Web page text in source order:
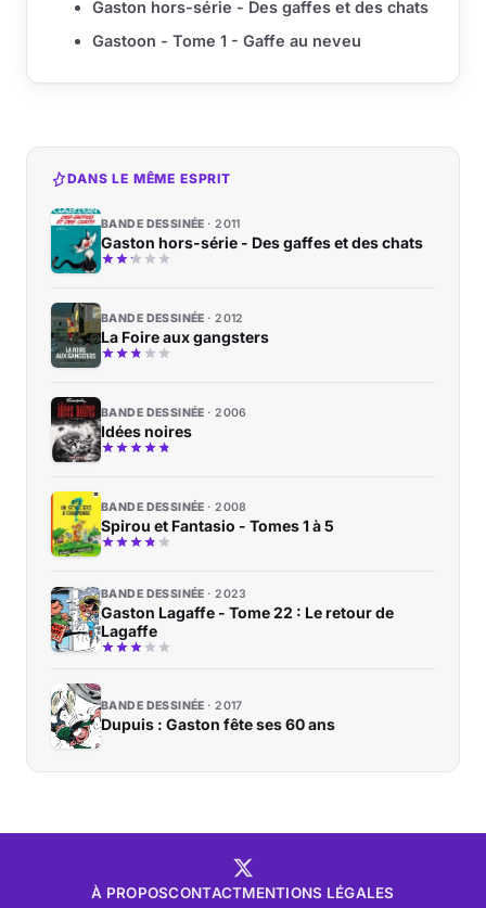
Gaston hors-série - Des gaffes et des chats
Gastoon - Tome 1 - Gaffe au neveu
DANS LE MÊME ESPRIT
BANDE DESSINÉE 2011
Gaston hors-série - Des gaffes et des chats
BANDE DESSINÉE 2012
La Foire aux gangsters
BANDE DESSINÉE 2006
Idées noires
BANDE DESSINÉE 2008
Spirou et Fantasio - Tomes 1 à 5
BANDE DESSINÉE 2023
Gaston Lagaffe - Tome 22 : Le retour de
Lagaffe
BANDE DESSINÉE 2017
Dupuis : Gaston fête ses 60 ans
À PROPOSCONTACTMENTIONS LÉGALES